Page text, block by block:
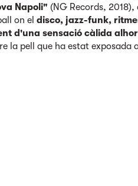
Napoli" (NG Records,
on eldisco, jazz-funk,
d'una sensació càlida
la pell que ha estat exposada